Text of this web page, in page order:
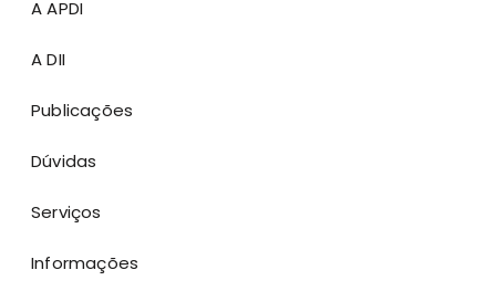
A APDI
A DII
Publicações
Dúvidas
Serviços
Informações